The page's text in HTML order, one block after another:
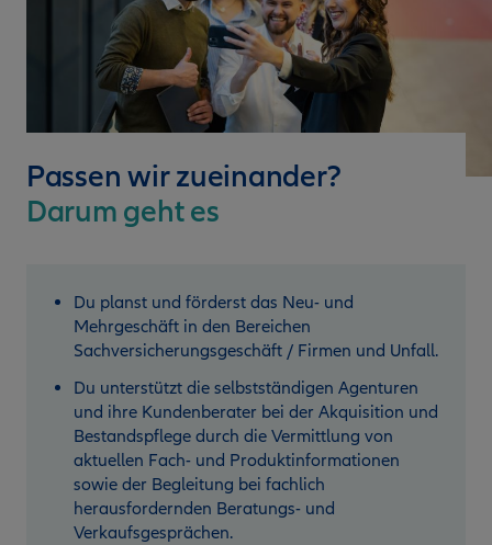
Passen wir zueinander?
Darum geht es
Du planst und förderst das Neu- und
Mehrgeschäft in den Bereichen
Sachversicherungsgeschäft / Firmen und Unfall.
Du unterstützt die selbstständigen Agenturen
und ihre Kundenberater bei der Akquisition und
Bestandspflege durch die Vermittlung von
aktuellen Fach- und Produktinformationen
sowie der Begleitung bei fachlich
herausfordernden Beratungs- und
Verkaufsgesprächen.